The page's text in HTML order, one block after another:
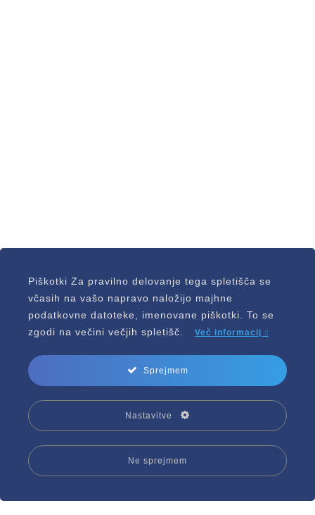
Piškotki Za pravilno delovanje tega spletišča se
včasih na vašo napravo naložijo majhne
podatkovne datoteke, imenovane piškotki. To se
zgodi na večini večjih spletišč.
Več informacij
Sprejmem
Nastavitve
Ne sprejmem